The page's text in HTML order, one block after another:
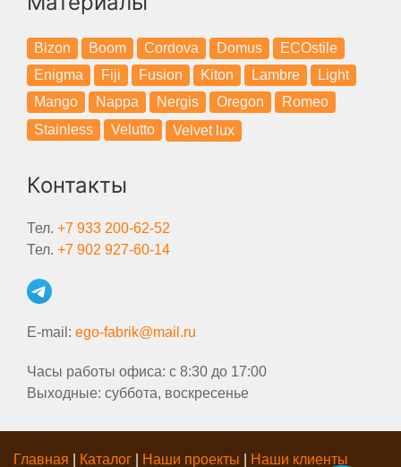
Bizon Boom Cordova Domus
ECOstile
Enigma
Fiji Fusion Kiton Lambre
Light
Mango
Nappa Nergis Oregon
Romeo
Stainless
Velutto Velvet lux
Контакты
Тел. +7 933 200-62-52
Тел. +7 902 927-60-14
E-mail: ego-fabrik@mail.ru
Часы работы офиса: с 8:30 до 17:00
Выходные: суббота, воскресенье
Главная Каталог Наши проекты Наши клиенты